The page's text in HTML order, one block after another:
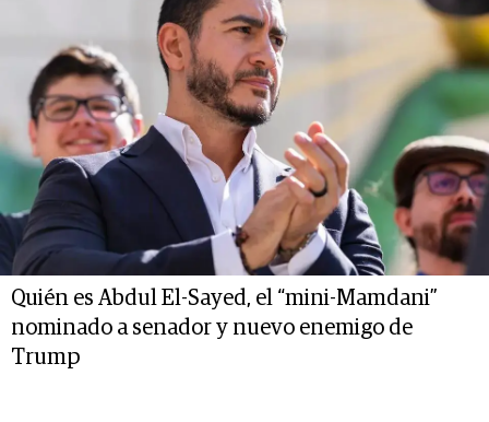
Quién es Abdul El-Sayed, el “mini-Mamdani”
nominado a senador y nuevo enemigo de
Trump